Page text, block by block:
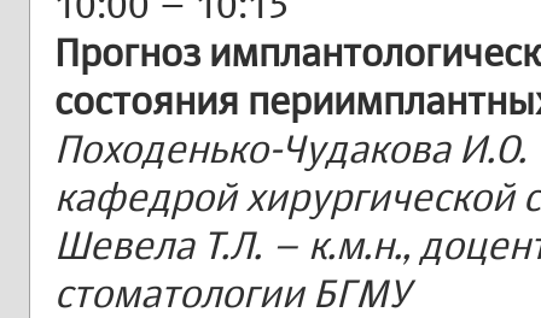
Прогноз
состояния
Походенько-Чудакова
кафедрой хирургической
Шевела Т.Л. – к.м.н.,
стоматологии БГМУ